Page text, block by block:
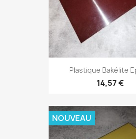
Plastique Bakélite
14,57 €
NOUVEAU